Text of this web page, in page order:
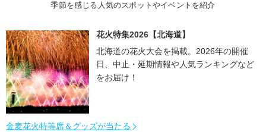
季節を感じる人気のスポットやイベントを紹介
花火特集2026【北海道】
北海道の花火大会を掲載。2026年の開催
日、中止・延期情報や人気ランキングなど
をお届け！
金麦花火特等席＆グッズが当たる